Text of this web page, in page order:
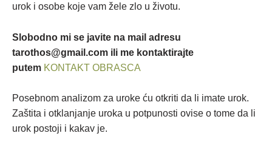
urok i osobe koje vam žele zlo u životu.
Slobodno mi se javite na mail adresu
tarothos@gmail.com ili me kontaktirajte
putem KONTAKT OBRASCA
Posebnom analizom za uroke ću otkriti da li imate urok.
Zaštita i otklanjanje uroka u potpunosti ovise o tome da li
urok postoji i kakav je.